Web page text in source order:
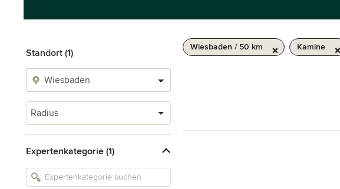
Standort (1)
Radius
Expertenkategorie (1)
Wiesbaden / 50 km Kamine